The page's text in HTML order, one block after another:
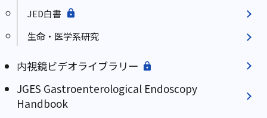
JED白書
生命・医学系研究
内視鏡ビデオライブラリー
JGES Gastroenterological Endoscopy
Handbook